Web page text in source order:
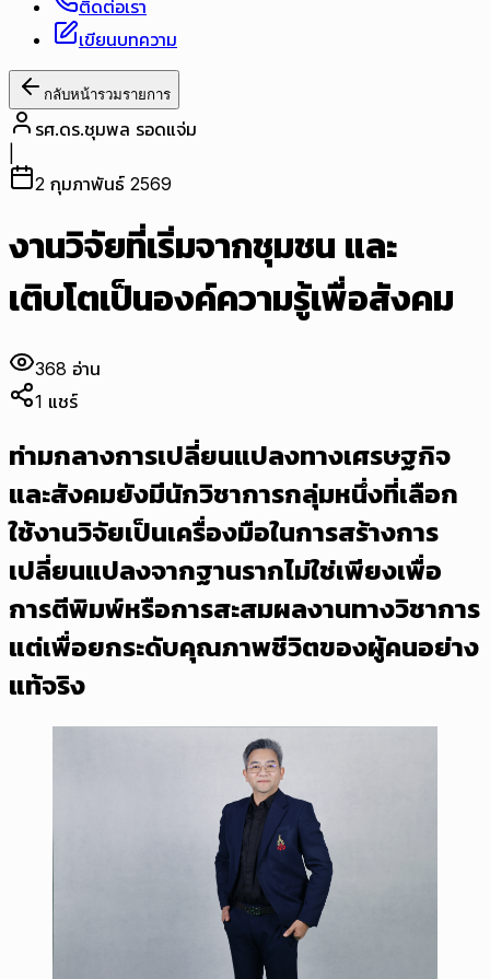
ติดต่อเรา
เขียนบทความ
กลับหน้ารวมรายการ
รศ.ดร.ชุมพล รอดแจ่ม
2 กุมภาพันธ์ 2569
งานวิจัยที่เริ่มจากชุมชน และ
เติบโตเป็นองค์ความรู้เพื่อสังคม
368 อ่าน
1 แชร์
ท่ามกลางการเปลี่ยนแปลงทางเศรษฐกิจ
และสังคมยังมีนักวิชาการกลุ่มหนึ่งที่เลือก
ใช้งานวิจัยเป็นเครื่องมือในการสร้างการ
เปลี่ยนแปลงจากฐานรากไม่ใช่เพียงเพื่อ
การตีพิมพ์หรือการสะสมผลงานทางวิชาการ
แต่เพื่อยกระดับคุณภาพชีวิตของผู้คนอย่าง
แท้จริง